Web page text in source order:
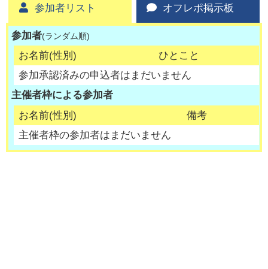
参加者リスト オフレポ掲示板
参加者(ランダム順)
お名前(性別)
ひとこと
参加承認済みの申込者はまだいません
主催者枠による参加者
お名前(性別)
備考
主催者枠の参加者はまだいません